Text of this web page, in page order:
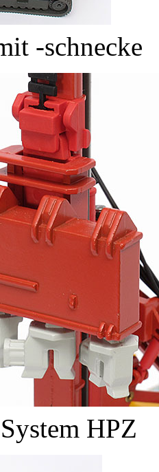
-schnecke
HPZ